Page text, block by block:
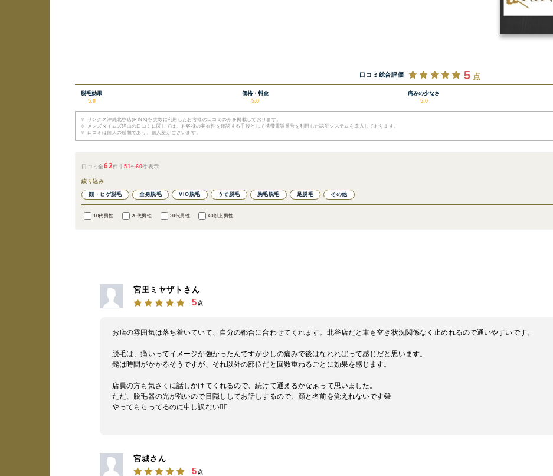
口コミ総合評価 5 点
脱毛効果
5.0
価格・料金
5.0
痛みの少なさ
5.0
※
リンクス沖縄北谷店(RINX)を実際に利用したお客様の口コミのみを掲載しております。
※
メンズタイムズ経由の口コミに関しては、お客様の実在性を確認する手段として携帯電話番号を利用した認証システムを導入しております。
※
口コミは個人の感想であり、個人差がございます。
口コミ全62件中51 〜60件表示
絞り込み
顔・ヒゲ脱毛 全身脱毛 VIO脱毛 うで脱毛 胸毛脱毛 足脱毛 その他
10代男性 20代男性 30代男性 40以上男性
宮里ミヤザトさん
5 点
お店の雰囲気は落ち着いていて、自分の都合に合わせてくれます。北谷店だと車も空き状況関係なく止めれるので通いやすいです。
脱毛は、痛いってイメージが強かったんですが少しの痛みで後はなれればって感じだと思います。
髭は時間がかかるそうですが、それ以外の部位だと回数重ねるごとに効果を感じます。
店員の方も気さくに話しかけてくれるので、続けて通えるかなぁって思いました。
ただ、脱毛器の光が強いので目隠ししてお話しするので、顔と名前を覚えれないです😅
やってもらってるのに申し訳ない🙇‍♂️
宮城さん
5 点